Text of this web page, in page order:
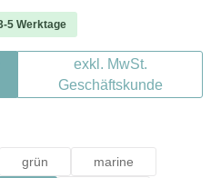
5 Werktage
exkl. MwSt.
Geschäftskunde
grün marine